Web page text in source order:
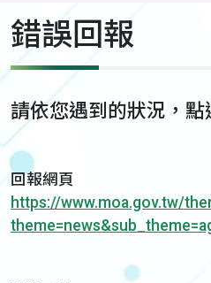
錯誤回報
請依您遇到的狀況，
回報網頁
https://www.moa.gov.tw/